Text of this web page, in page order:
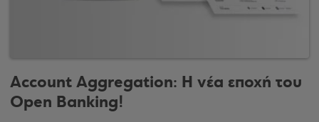
Account Aggregation: Η νέα εποχή του
Open Banking!